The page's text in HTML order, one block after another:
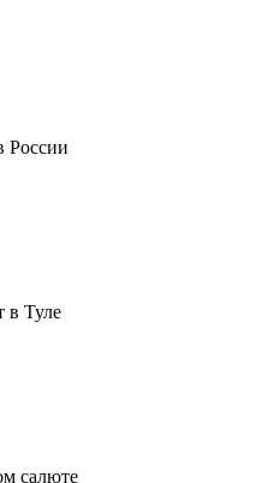
России
в Туле
салюте